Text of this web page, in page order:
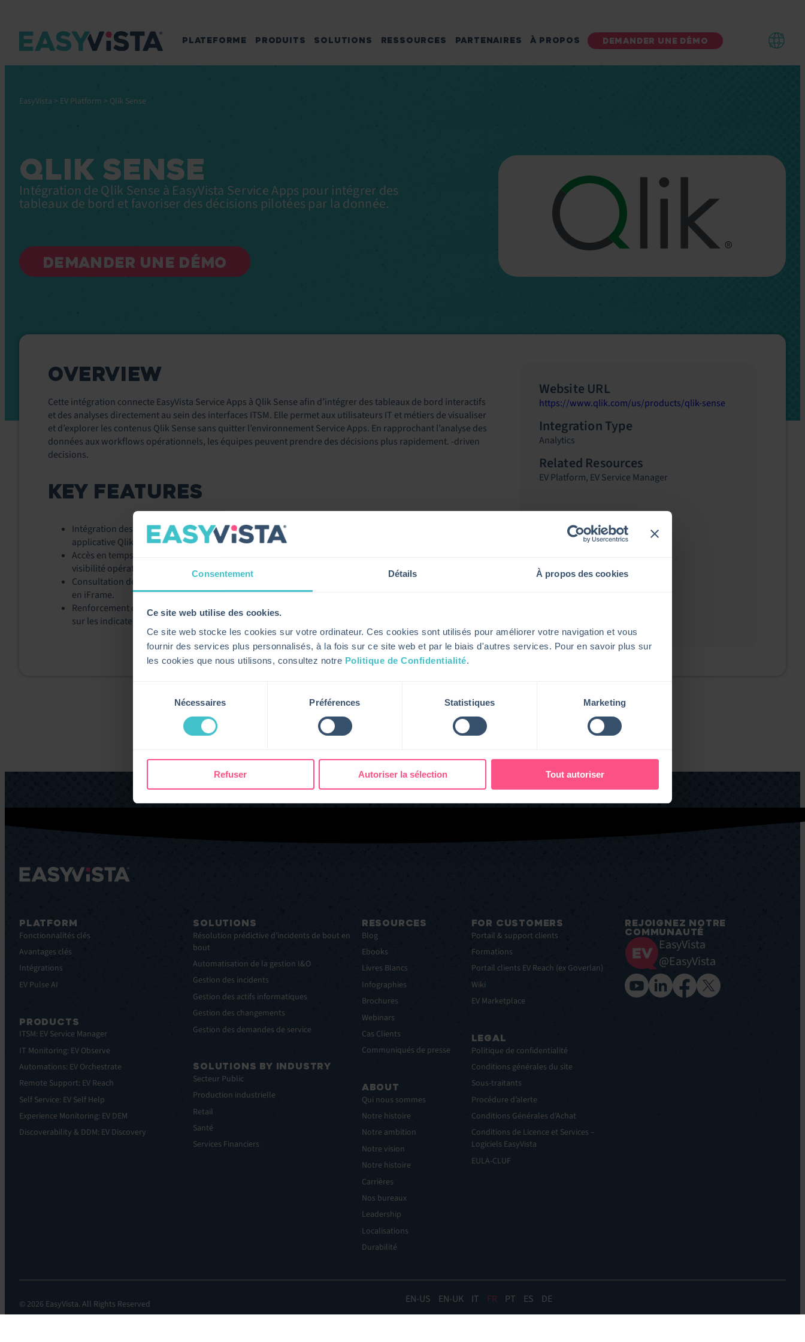
Consentement Détails À propos des cookies
Ce site web utilise des cookies.
Ce site web stocke les cookies sur votre ordinateur. Ces cookies sont utilisés pour améliorer votre navigation et vous
fournir des services plus personnalisés, à la fois sur ce site web et par le biais d'autres services. Pour en savoir plus sur
les cookies que nous utilisons, consultez notre Politique de Confidentialité.
consentement
Nécessaires Préférences Statistiques Marketing
Refuser Autoriser la sélection Tout autoriser
DEMANDER UNE DÉMO
PLATEFORME PRODUITS SOLUTIONS RESSOURCES PARTENAIRES À PROPOS
EasyVista > EV Platform > Qlik Sense
QLIK SENSE
Intégration de Qlik Sense à EasyVista Service Apps pour intégrer des
tableaux de bord et favoriser des décisions pilotées par la donnée.
DEMANDER UNE DÉMO
OVERVIEW
Cette intégration connecte EasyVista Service Apps à Qlik Sense afin d’intégrer des tableaux de bord interactifs
et des analyses directement au sein des interfaces ITSM. Elle permet aux utilisateurs IT et métiers de visualiser
et d’explorer les contenus Qlik Sense sans quitter l’environnement Service Apps. En rapprochant l’analyse des
données aux workflows opérationnels, les équipes peuvent prendre des décisions plus rapidement. ‑driven
decisions.
KEY FEATURES
Intégration des tableaux de bord et visualisations Qlik Sense dans Service Apps via l’API d’intégration
applicative Qlik Sense.
Accès en temps réel aux analyses Qlik dans les workflows ITSM, améliorant la prise de décision et la
visibilité opérationnelle.
Consultation des contenus Qlik Sense depuis toute interface Service Apps via une intégration sécurisée
en iFrame.
Renforcement de la collaboration en offrant aux équipes IT, support et métiers une visibilité partagée
sur les indicateurs analytiques liés aux services et aux opérations.
Website URL
https://www.qlik.com/us/products/qlik-sense
Integration Type
Analytics
Related Resources
EV Platform, EV Service Manager
PLATFORM
Fonctionnalités clés
Avantages clés
Intégrations
EV Pulse AI
PRODUCTS
ITSM: EV Service Manager
IT Monitoring: EV Observe
Automations: EV Orchestrate
Remote Support: EV Reach
Self Service: EV Self Help
Experience Monitoring: EV DEM
Discoverability & DDM: EV Discovery
SOLUTIONS
Résolution prédictive d’incidents de bout en
bout
Automatisation de la gestion I&O
Gestion des incidents
Gestion des actifs informatiques
Gestion des changements
Gestion des demandes de service
SOLUTIONS BY INDUSTRY
Secteur Public
Production industrielle
Retail
Santé
Services Financiers
RESOURCES
Blog
Ebooks
Livres Blancs
Infographies
Brochures
Webinars
Cas Clients
Communiqués de presse
ABOUT
Qui nous sommes
Notre histoire
Notre ambition
Notre vision
Notre histoire
Carrières
Nos bureaux
Leadership
Localisations
Durabilité
FOR CUSTOMERS
Portail & support clients
Formations
Portail clients EV Reach (ex Goverlan)
Wiki
EV Marketplace
LEGAL
Politique de confidentialité
Conditions générales du site
Sous-traitants
Procédure d’alerte
Conditions Générales d’Achat
Conditions de Licence et Services –
Logiciels EasyVista
EULA-CLUF
REJOIGNEZ NOTRE
COMMUNAUTÉ
EasyVista
@EasyVista
© 2026 EasyVista. All Rights Reserved EN EN-UK IT FR PT ES DE